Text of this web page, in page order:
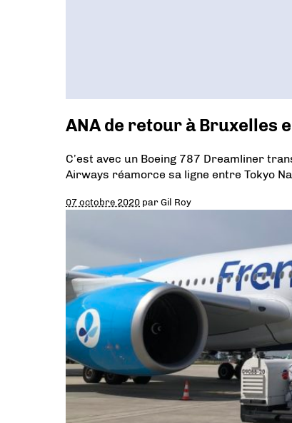
ANA de retour à Bruxelles
C’est avec un Boeing 787 Dreamliner
Airways réamorce sa ligne entre Tokyo
07 octobre 2020 parGil Roy